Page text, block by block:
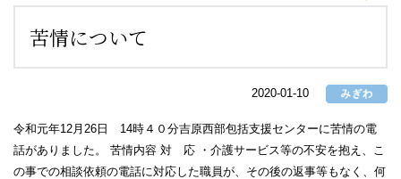
苦情について
2020-01-10
令和元年12月26日 14時４０分吉原西部包括支援センターに苦情の電
話がありました。 苦情内容 対 応 ・介護サービス等の不安を抱え、こ
の事での相談依頼の電話に対応した職員が、その後の返事等もなく、何